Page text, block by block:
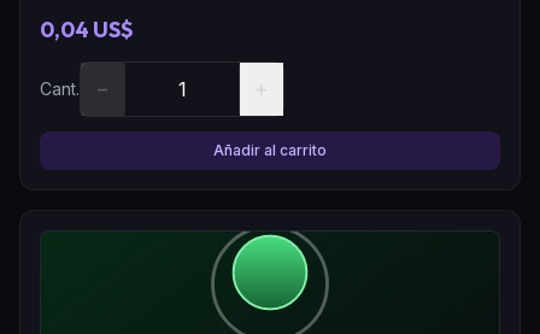
0,04 US$
Cant. − +
Añadir al carrito